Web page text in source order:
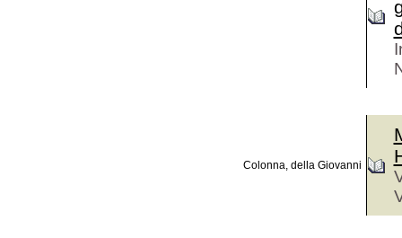
Colonna, della Giovanni